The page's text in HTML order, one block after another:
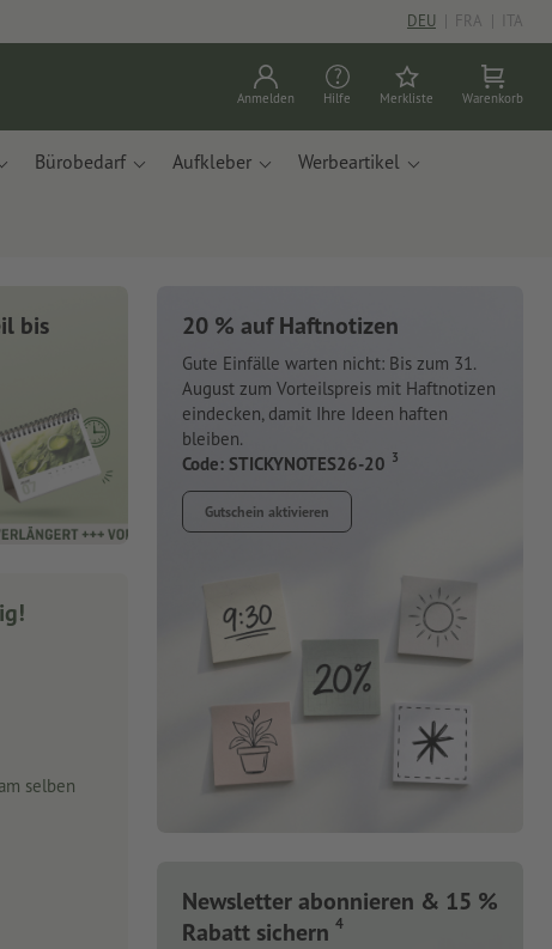
DEU | FRA | ITA
Anmelden Hilfe Merkliste Warenkorb
Bürobedarf Aufkleber Werbeartikel
bis
selben
20 % auf Haftnotizen
Gute Einfälle warten nicht: Bis zum 31.
August zum Vorteilspreis mit Haftnotizen
eindecken, damit Ihre Ideen haften
bleiben.
Code: STICKYNOTES26-20 3
Gutschein aktivieren
Newsletter abonnieren & 15 %
Rabatt sichern 4